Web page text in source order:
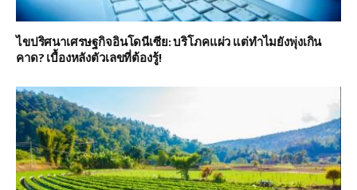
ไขปริศนาเศรษฐกิจอินโดนีเซีย: บริโภคแผ่ว แต่ทำไมยังพุ่งเกิน
คาด? เบื้องหลังตัวเลขที่ต้องรู้!